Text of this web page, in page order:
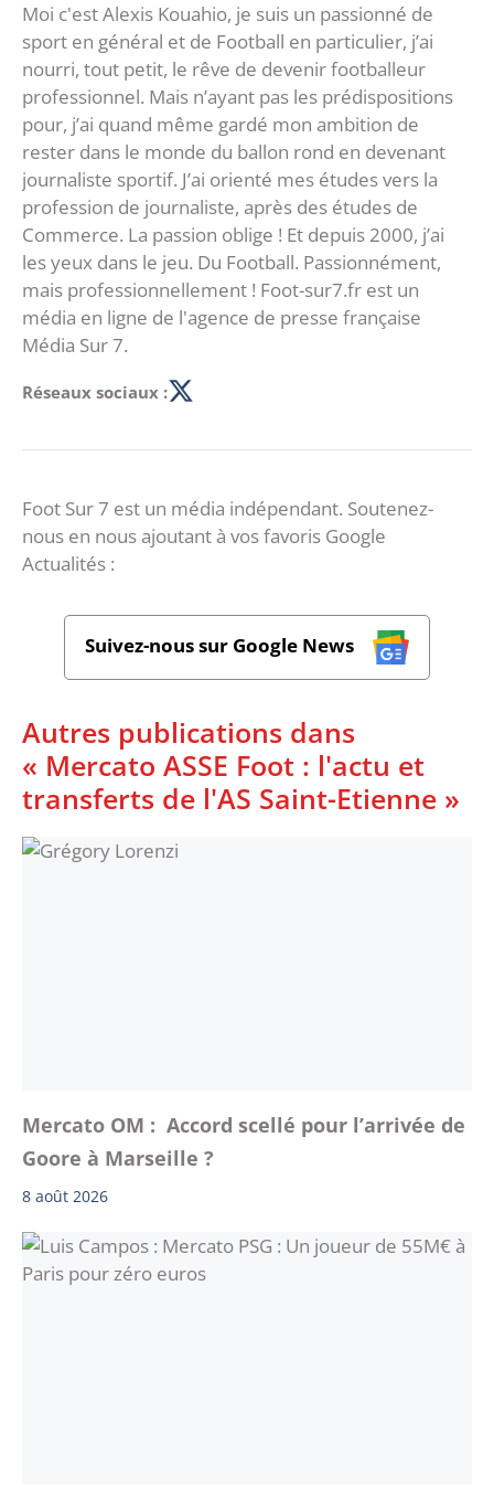
Moi c'est Alexis Kouahio, je suis un passionné de
sport en général et de Football en particulier, j’ai
nourri, tout petit, le rêve de devenir footballeur
professionnel. Mais n’ayant pas les prédispositions
pour, j’ai quand même gardé mon ambition de
rester dans le monde du ballon rond en devenant
journaliste sportif. J’ai orienté mes études vers la
profession de journaliste, après des études de
Commerce. La passion oblige ! Et depuis 2000, j’ai
les yeux dans le jeu. Du Football. Passionnément,
mais professionnellement ! Foot-sur7.fr est un
média en ligne de l'agence de presse française
Média Sur 7.
Réseaux sociaux :
Foot Sur 7 est un média indépendant. Soutenez-
nous en nous ajoutant à vos favoris Google
Actualités :
Suivez-nous sur Google News
Autres publications dans
« Mercato ASSE Foot : l'actu et
transferts de l'AS Saint-Etienne »
Mercato OM : Accord scellé pour l’arrivée de
Goore à Marseille ?
8 août 2026